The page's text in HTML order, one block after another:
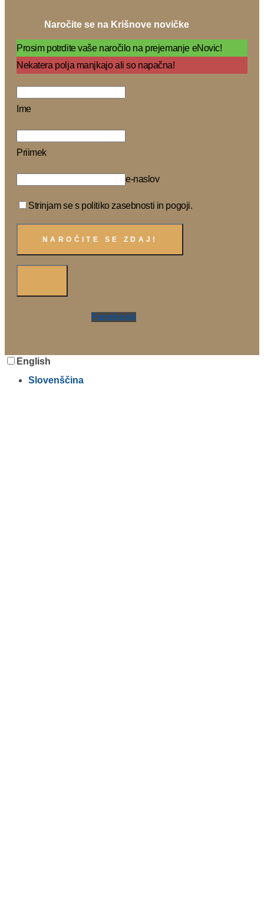
Naročite se na Krišnove novičke
Prosim potrdite vaše naročilo na prejemanje eNovic!
Nekatera polja manjkajo ali so napačna!
Ime
Priimek
e-naslov
Strinjam se s politiko zasebnosti in pogoji.
Facebook
English
Slovenščina